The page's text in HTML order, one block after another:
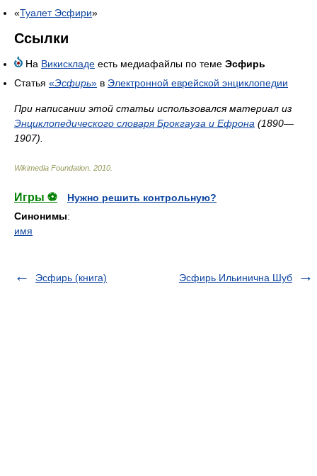
«Туалет Эсфири»
Ссылки
На Викискладе есть медиафайлы по теме Эсфирь
Статья «Эсфирь» в Электронной еврейской энциклопедии
При написании этой статьи использовался материал из
Энциклопедического словаря Брокгауза и Ефрона (1890—
1907).
Wikimedia Foundation 2010
Игры ⚽
Нужно решить контрольную?
Синонимы:
имя
Эсфирь (книга) Эсфирь Ильинична Шуб